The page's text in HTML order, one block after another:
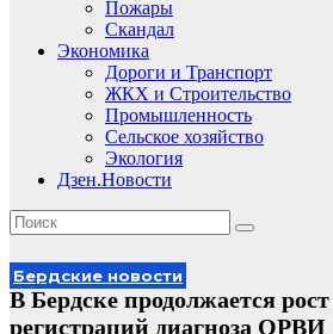
Пожары
Скандал
Экономика
Дороги и Транспорт
ЖКХ и Строительство
Промышленность
Сельское хозяйство
Экология
Дзен.Новости
Бердские новости
В Бердске продолжается рост
регистраций диагноза ОРВИ